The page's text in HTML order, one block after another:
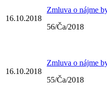
16.10.2018
Zmluva o nájme
56/Ča/2018
16.10.2018
Zmluva o nájme
55/Ča/2018